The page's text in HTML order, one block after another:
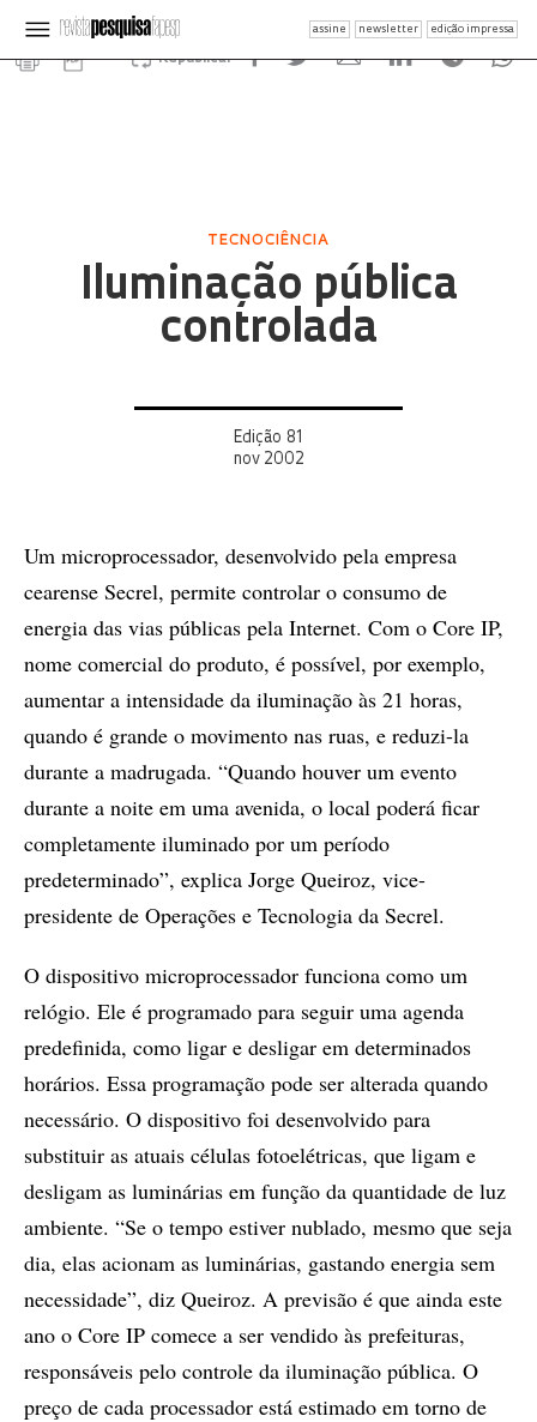
assine newsletter edição impressa
Republicar
TECNOCIÊNCIA
Iluminação pública
controlada
Edição 81
nov 2002
Um microprocessador, desenvolvido pela empresa
cearense Secrel, permite controlar o consumo de
energia das vias públicas pela Internet. Com o Core IP,
nome comercial do produto, é possível, por exemplo,
aumentar a intensidade da iluminação às 21 horas,
quando é grande o movimento nas ruas, e reduzi-la
durante a madrugada. “Quando houver um evento
durante a noite em uma avenida, o local poderá ficar
completamente iluminado por um período
predeterminado”, explica Jorge Queiroz, vice-
presidente de Operações e Tecnologia da Secrel.
O dispositivo microprocessador funciona como um
relógio. Ele é programado para seguir uma agenda
predefinida, como ligar e desligar em determinados
horários. Essa programação pode ser alterada quando
necessário. O dispositivo foi desenvolvido para
substituir as atuais células fotoelétricas, que ligam e
desligam as luminárias em função da quantidade de luz
ambiente. “Se o tempo estiver nublado, mesmo que seja
dia, elas acionam as luminárias, gastando energia sem
necessidade”, diz Queiroz. A previsão é que ainda este
ano o Core IP comece a ser vendido às prefeituras,
responsáveis pelo controle da iluminação pública. O
preço de cada processador está estimado em torno de